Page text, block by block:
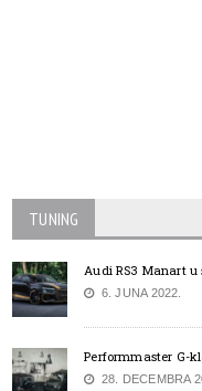
TUNING
Audi RS3 Manart
6. JUNA 2022.
Performmaster G-
28. DECEMBRA